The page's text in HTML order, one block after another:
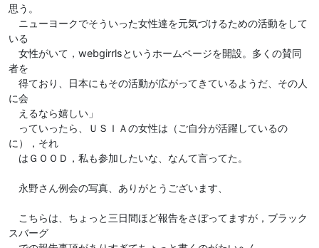
思う。
ニューヨークでそういった女性達を元気づけるための活動をして
いる
女性がいて，webgirrlsというホームページを開設。多くの賛同
者を
得ており、日本にもその活動が広がってきているようだ、その人
に会
えるなら嬉しい」
っていったら、ＵＳＩＡの女性は（ご自分が活躍しているの
に），それ
はＧＯＯＤ，私も参加したいな、なんて言ってた。
永野さん例会の写真、ありがとうございます、
こちらは、ちょっと三日間ほど報告をさぼってますが，ブラック
スバーグ